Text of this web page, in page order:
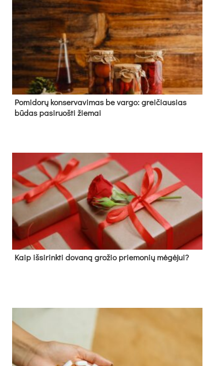
Pomidorų konservavimas be vargo: greičiausias
būdas pasiruošti žiemai
Kaip išsirinkti dovaną grožio priemonių mėgėjui?